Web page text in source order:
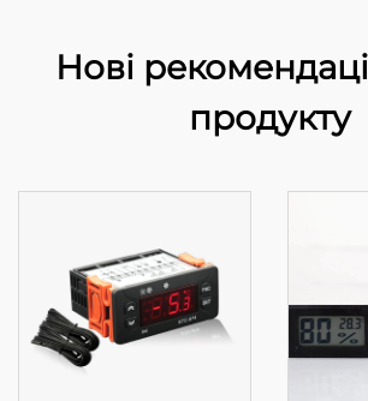
Нові
продукту